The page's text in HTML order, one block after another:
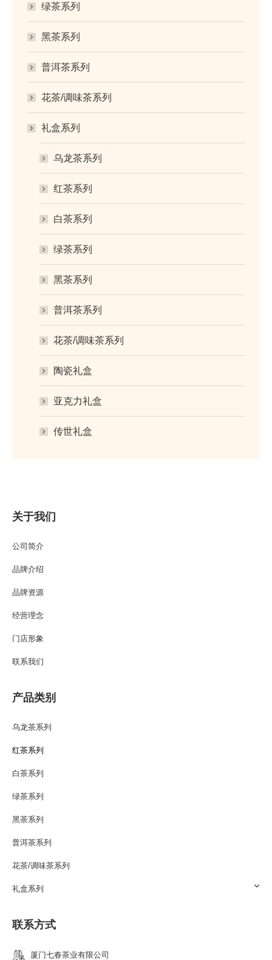
绿茶系列
黑茶系列
普洱茶系列
花茶/调味茶系列
礼盒系列
乌龙茶系列
红茶系列
白茶系列
绿茶系列
黑茶系列
普洱茶系列
花茶/调味茶系列
陶瓷礼盒
亚克力礼盒
传世礼盒
关于我们
公司简介
品牌介绍
品牌资源
经营理念
门店形象
联系我们
产品类别
乌龙茶系列
红茶系列
白茶系列
绿茶系列
黑茶系列
普洱茶系列
花茶/调味茶系列
礼盒系列
联系方式
厦门七春茶业有限公司